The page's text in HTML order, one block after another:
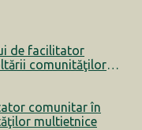
de facilitator
comunităţilor
comunitar în
multietnice